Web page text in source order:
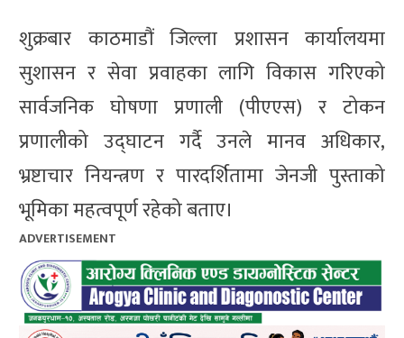
शुक्रबार काठमाडौं जिल्ला प्रशासन कार्यालयमा
सुशासन र सेवा प्रवाहका लागि विकास गरिएको
सार्वजनिक घोषणा प्रणाली (पीएएस) र टोकन
प्रणालीको उद्घाटन गर्दै उनले मानव अधिकार,
भ्रष्टाचार नियन्त्रण र पारदर्शितामा जेनजी पुस्ताको
भूमिका महत्वपूर्ण रहेको बताए।
ADVERTISEMENT